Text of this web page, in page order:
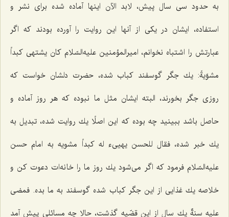
به حدود سی سال پیش، لابد الآن اینها آماده شده برای نشر و
استفاده، ایشان در یكی از آنها این روایت را آورده بودند كه اگر
عبارتش را اشتباه نخوانم، امیرالمؤمنین علیه‌السّلام كان یشتهی كبداً
مشوّیةً: یك جگر گوسفند كباب شده، حضرت دلشان خواست كه
روزی جگر بخورند، البته ایشان مثل ما نبوده كه هر روز آماده و
حاصل باشد ببینید چه بوده كه این اصلًا یك روایت شده، تبدیل به
یك خبر شده، فقال للحسن یهیی‌ء له كبداً مشویه به امام حسن
علیه‌السّلام فرمود كه اگر می‌شود یك روز ما را خانه‌ات دعوت كن و
خلاصه یك غذایی از این جگر كباب شده گوسفند به ما بده. فمضی
علیه سنةٌ یك سال از این قضّیه گذشت، حالا چه مسائلی پیش آمد